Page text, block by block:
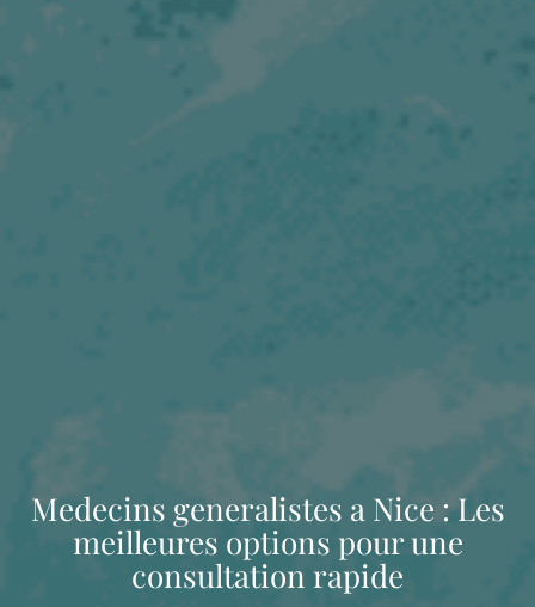
Medecins generalistes a Nice : Les
meilleures options pour une
consultation rapide